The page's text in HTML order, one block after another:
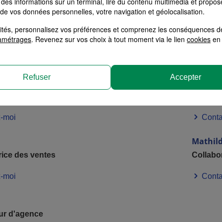
particuliers Chargé
moi
Sabrina
des ventes
moi
d'agence
vos données personnelles, votre navigation et géolocalisation.
personnalisez vos préférences et comprenez les conséquences
. Revenez sur vos choix à tout moment via le lien cookies
Refuser Accepter